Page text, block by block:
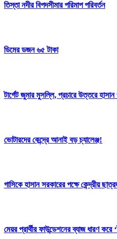
তিস্তা নদীর বিপদসীমার পরিমাপ পরিবর্তন
ডিমের ডজন ৬৫ টাকা
টার্গেট জুমার মুসল্লি, প্রচারে উত্তরে হাসান
ভোটারদের কেন্দ্রে আনাই বড় চ্যালেঞ্জ!
গাসিকে হাসান সরকারের পক্ষে কেন্দ্রীয়
মেয়র প্রার্থীর ফাউন্ডেশনের ব্যাজ ধারণ করে